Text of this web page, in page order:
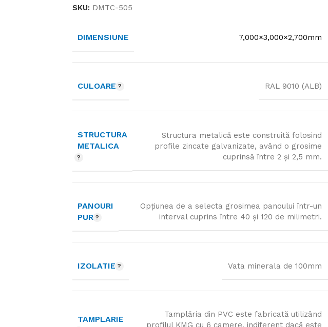
SKU: DMTC-505
DIMENSIUNE 7,000×3,000×2,700mm
CULOARE RAL 9010 (ALB)
STRUCTURA
METALICA
Structura metalică este construită folosind
profile zincate galvanizate, având o grosime
cuprinsă între 2 și 2,5 mm.
PANOURI
PUR
Opțiunea de a selecta grosimea panoului într-un
interval cuprins între 40 și 120 de milimetri.
IZOLATIE Vata minerala de 100mm
TAMPLARIE
Tamplăria din PVC este fabricată utilizând
profilul KMG cu 6 camere, indiferent dacă este